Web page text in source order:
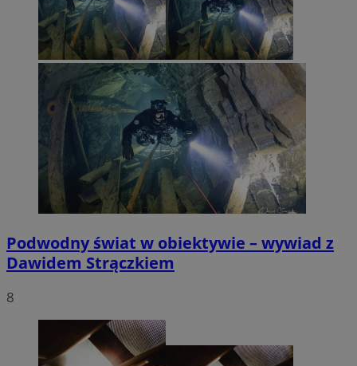
Podwodny świat w obiektywie – wywiad z
Dawidem Strączkiem
8